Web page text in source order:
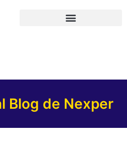
Blog de Nexper